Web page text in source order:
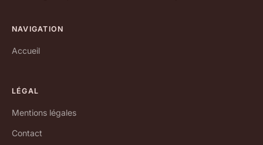
NAVIGATION
Accueil
LÉGAL
Mentions légales
Contact